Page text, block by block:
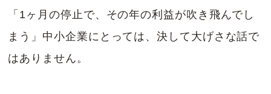
「1ヶ月の停止で、その年の利益が吹き飛んでし
まう」中小企業にとっては、決して大げさな話で
はありません。